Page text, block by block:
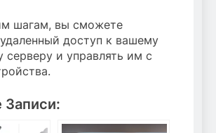
шагам, вы сможете
доступ к вашему
и управлять им с